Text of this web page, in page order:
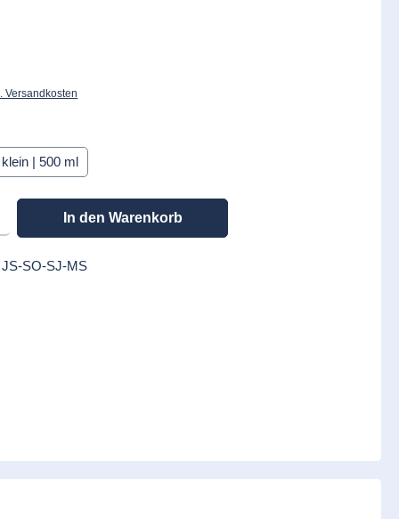
Versandkosten
klein | 500 ml
gewünschten Wert ein oder benutze die Schaltflächen um die Anzahl zu
In den Warenkorb
JS-SO-SJ-MS